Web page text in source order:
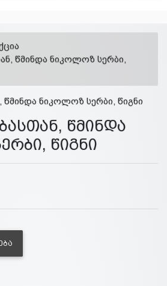
წმინდა ნიკოლოზ სერბი,
წმინდა
წიგნი